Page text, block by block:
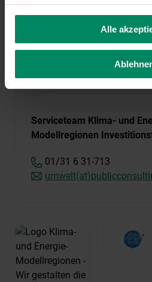
Alle
MERKZETTEL
Kontakt
Serviceteam Klima- und
Modellregionen
01/31 6 31-713